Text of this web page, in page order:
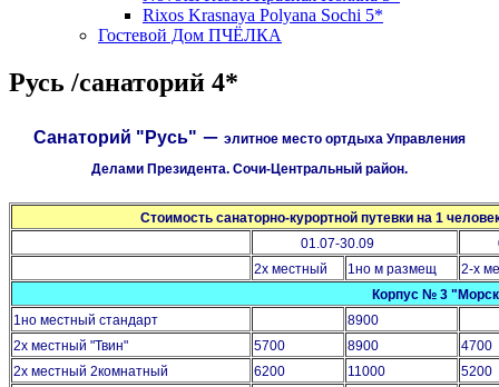
Rixos Krasnaya Polyana Sochi 5*
Гостевой Дом ПЧЁЛКА
Русь /санаторий 4*
Санаторий "Русь" – элитное место ортдыха Управления
Делами Президента. Сочи-Центральный район.
Стоимость санаторно-курортной путевки на 1
01.07-30.09
2х местный
1но м размещ
2-х
Корпус № 3
1но местный стандарт
8900
2х местный "Твин"
5700 8900
4700
2х местный 2комнатный
6200 11000
5200